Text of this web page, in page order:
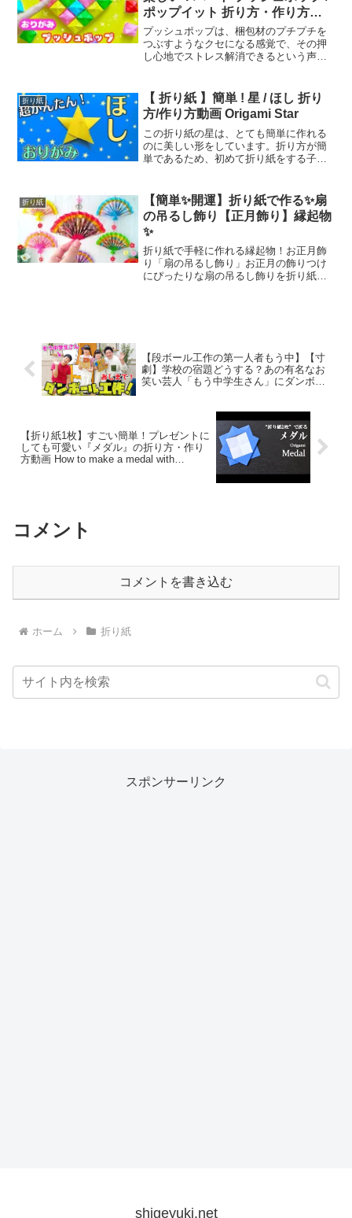
ポップイット 折り方・作り方動
画 Origami Push pop / Pop it
プッシュポップは、梱包材のプチプチを
つぶすようなクセになる感覚で、その押
し心地でストレス解消できるという声が
人で対戦式で遊ぶときのルールなど、い
ろいろな遊び方が考...
折り紙
【 折り紙 】簡単 ! 星 / ほし 折り
方/作り方動画 Origami Star
この折り紙の星は、とても簡単に作れる
のに美しい形をしています。折り方が簡
単であるため、初めて折り紙をする子ど
とで、様々な種類の星を作ることもでき
ます。さらに、色んな色の折...
折り紙
【簡単✨開運】折り紙で作る✨扇
の吊るし飾り【正月飾り】縁起物
✨
折り紙で手軽に作れる縁起物！お正月飾
り「扇の吊るし飾り」お正月の飾りつけ
にぴったりな扇の吊るし飾りを折り紙で
【段ボール工作の第一人者もう中】【寸
劇】学校の宿題どうする？あの有名なお
笑い芸人「もう中学生さん」にダンボー
【折り紙1枚】すごい簡単！プレゼントに
しても可愛い『メダル』の折り方・作り
方動画 How to make a medal with
コメント
コメントを書き込む
ホーム 折り紙
スポンサーリンク
shigeyuki.net